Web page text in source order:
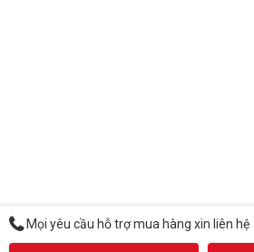
Mọi yêu cầu hỗ trợ mua hàng xin liên hệ